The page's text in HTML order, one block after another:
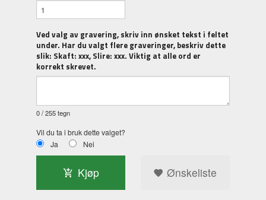
Ved valg av gravering, skriv inn ønsket tekst i feltet
under. Har du valgt flere graveringer, beskriv dette
slik: Skaft: xxx, Slire: xxx. Viktig at alle ord er
korrekt skrevet.
0/ 255 tegn
Vil du ta i bruk dette valget?
Ja
Nei
Kjøp Ønskeliste